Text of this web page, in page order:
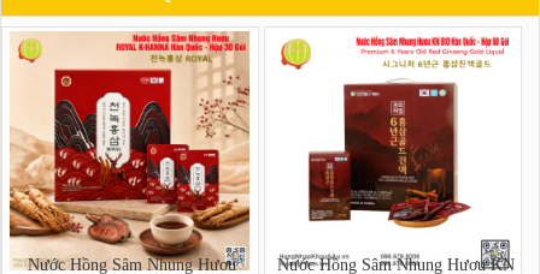
Nước Hồng Sâm Nhung Hươu
Nước Hồng Sâm Nhung Hươu KN